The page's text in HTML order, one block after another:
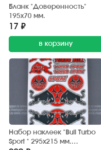
Бланк "Доверенность"
195х70 мм.
17 ₽
в корзину
Набор наклеек "Bull Turbo
Sport " 295х215 мм.